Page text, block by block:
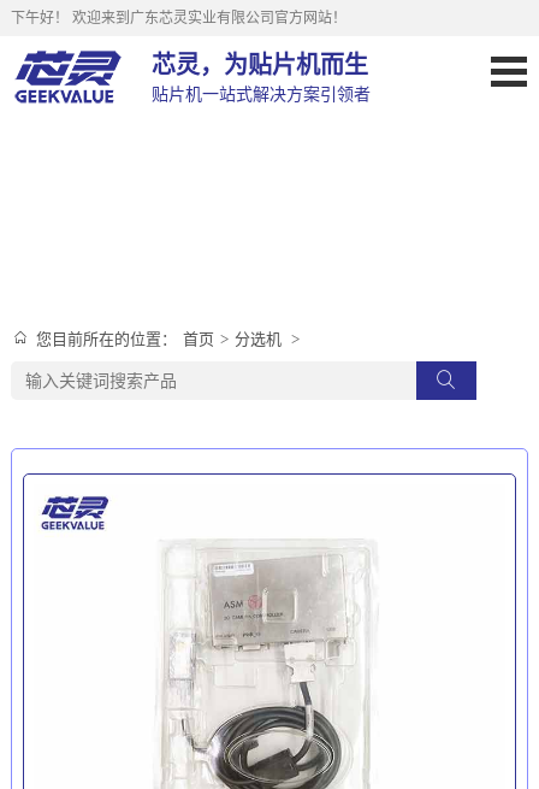
下午好！ 欢迎来到广东芯灵实业有限公司官方网站！
芯灵，为贴片机而生
贴片机一站式解决方案引领者
您目前所在的位置： 首页 > 分选机 >